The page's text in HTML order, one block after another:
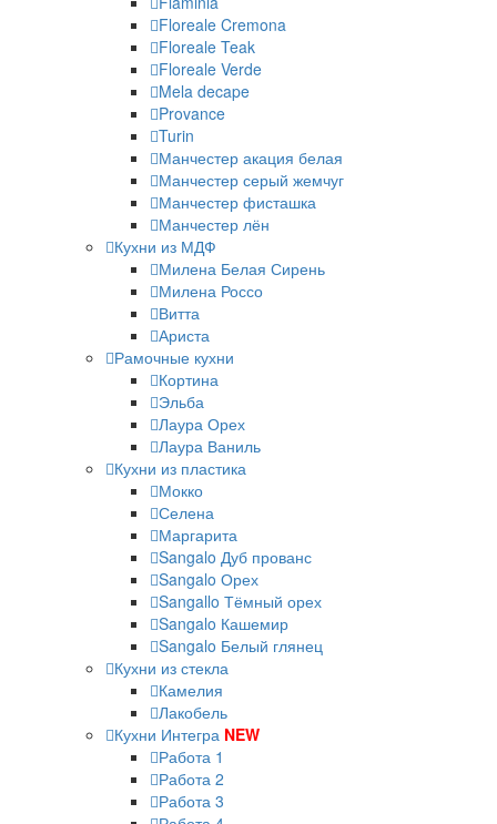
Floreale Cremona
Floreale Teak
Floreale Verde
Mela decape
Provance
Turin
Манчестер акация белая
Манчестер серый жемчуг
Манчестер фисташка
Манчестер лён
Кухни из МДФ
Милена Белая Сирень
Милена Россо
Витта
Ариста
Рамочные кухни
Кортина
Эльба
Лаура Орех
Лаура Ваниль
Кухни из пластика
Мокко
Селена
Маргарита
Sangalo Дуб прованс
Sangalo Орех
Sangallo Тёмный орех
Sangalo Кашемир
Sangalo Белый глянец
Кухни из стекла
Камелия
Лакобель
Кухни Интегра NEW
Работа 1
Работа 2
Работа 3